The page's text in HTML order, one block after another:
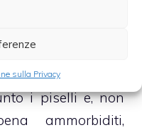
sulla Privacy
rimestando di
i piselli e, non
ammorbiditi,